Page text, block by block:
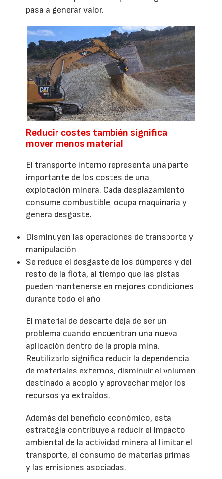
pasa a generar valor.
Reducir costes también significa
mover menos material
El transporte interno representa una parte
importante de los costes de una
explotación minera. Cada desplazamiento
consume combustible, ocupa maquinaria y
genera desgaste.
Disminuyen las operaciones de transporte y
manipulación
Se reduce el desgaste de los dúmperes y del
resto de la flota, al tiempo que las pistas
pueden mantenerse en mejores condiciones
durante todo el año
El material de descarte deja de ser un
problema cuando encuentran una nueva
aplicación dentro de la propia mina.
Reutilizarlo significa reducir la dependencia
de materiales externos, disminuir el volumen
destinado a acopio y aprovechar mejor los
recursos ya extraídos.
Además del beneficio económico, esta
estrategia contribuye a reducir el impacto
ambiental de la actividad minera al limitar el
transporte, el consumo de materias primas
y las emisiones asociadas.